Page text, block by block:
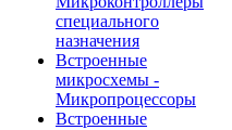
специального
назначения
Встроенные
микросхемы -
Микропроцессоры
Встроенные